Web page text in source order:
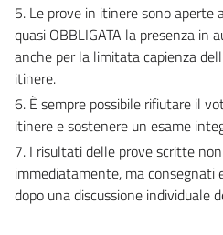
5. Le prove in itinere sono aperte
quasi OBBLIGATA la presenza in
anche per la limitata capienza
itinere.
6. È sempre possibile rifiutare il
itinere e sostenere un esame
7. I risultati delle prove scritte
immediatamente, ma consegnati
dopo una discussione individuale